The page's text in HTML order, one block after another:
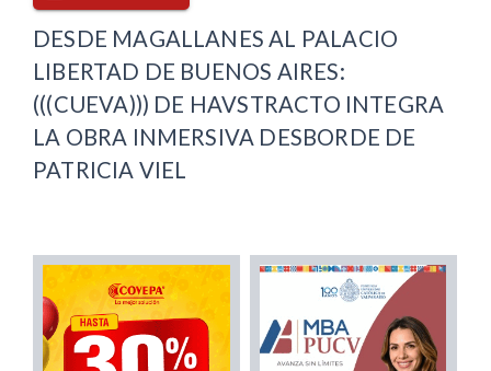
DESDE MAGALLANES AL PALACIO
LIBERTAD DE BUENOS AIRES:
(((CUEVA))) DE HAVSTRACTO INTEGRA
LA OBRA INMERSIVA DESBORDE DE
PATRICIA VIEL